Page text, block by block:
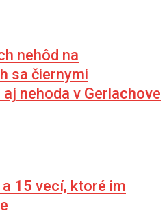
nehôd na
sa čiernymi
nehoda v Gerlachove
15 vecí, ktoré im